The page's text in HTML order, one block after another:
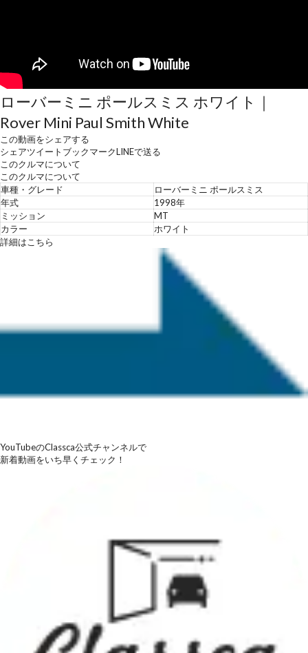
ローバーミニ ポールスミス ホワイト｜
Rover Mini Paul Smith White
この動画をシェアする
シェアツイート ブックマークLINEで送る
このクルマについて
このクルマについて
車種・グレード
ローバーミニ ポールスミス
年式
1998年
ミッション
MT
カラー
ホワイト
詳細はこちら
YouTubeのClassca公式チャンネルで
新着動画をいち早くチェック！